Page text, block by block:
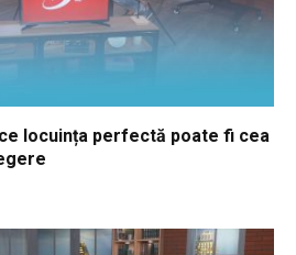
locuința perfectă poate fi cea